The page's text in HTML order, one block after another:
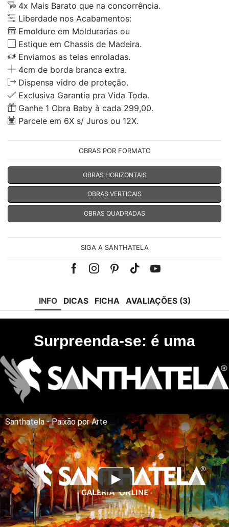
4x Mais Barato que na concorrência.
Liberdade nos Acabamentos:
Emoldure em Moldurarias ou
Estique em Chassis de Madeira.
Enviamos as telas enroladas.
4cm de borda branca extra.
Dispensa vidro de proteção.
Exclusiva Garantia pra Vida Toda.
Ganhe 1 Obra Baby à cada 299,00.
Parcele em 6X s/ Juros ou 12X.
OBRAS POR FORMATO
OBRAS HORIZONTAIS
OBRAS VERTICAIS
OBRAS QUADRADAS
SIGA A SANTHATELA
FacebookInstagramPinterest
Tik-Youtube
INFO DICAS FICHA AVALIAÇÕES (3)
Surpreenda-se: é uma
Santhatela - Paixão por Arte